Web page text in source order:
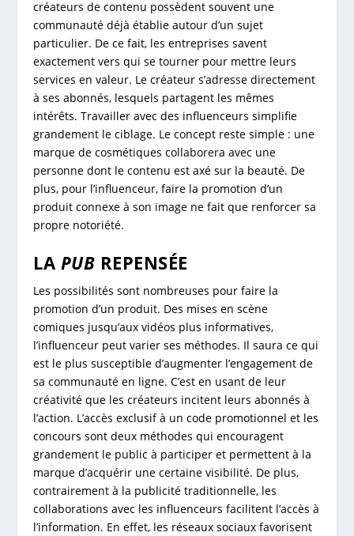
créateurs de contenu possèdent souvent une
communauté déjà établie autour d’un sujet
particulier. De ce fait, les entreprises savent
exactement vers qui se tourner pour mettre leurs
services en valeur. Le créateur s’adresse directement
à ses abonnés, lesquels partagent les mêmes
intérêts. Travailler avec des influenceurs simplifie
grandement le ciblage. Le concept reste simple : une
marque de cosmétiques collaborera avec une
personne dont le contenu est axé sur la beauté. De
plus, pour l’influenceur, faire la promotion d’un
produit connexe à son image ne fait que renforcer sa
propre notoriété.
LA PUB REPENSÉE
Les possibilités sont nombreuses pour faire la
promotion d’un produit. Des mises en scène
comiques jusqu’aux vidéos plus informatives,
l’influenceur peut varier ses méthodes. Il saura ce qui
est le plus susceptible d’augmenter l’engagement de
sa communauté en ligne. C’est en usant de leur
créativité que les créateurs incitent leurs abonnés à
l’action. L’accès exclusif à un code promotionnel et les
concours sont deux méthodes qui encouragent
grandement le public à participer et permettent à la
marque d’acquérir une certaine visibilité. De plus,
contrairement à la publicité traditionnelle, les
collaborations avec les influenceurs facilitent l’accès à
l’information. En effet, les réseaux sociaux favorisent